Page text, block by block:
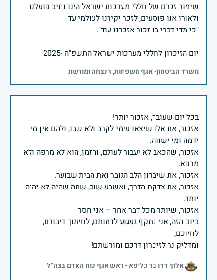
שימור זכרם של חללי מערכות ישראל הינו נתיב פועלנו
יום הזיכרון לחללי מערכות ישראל התשפ"ה -2025
משרד הביטחון- אגף משפחות, הנצחה ומורשת
אזכור, את אלו שיצאו עימי לקרב ולא שבו, ולהם אין מי
אזכור, שהכאב לא יעבור לעולם, והזמן, הוא לא מרפה ולא
אזכור, את צדקת הדרך, ואשבע שוב, שמה שהיה לא יהיה
ביום הזה, אני נתקף געגוע לדמותם, לחיתוך דיבורם,
ומדליק נר לזיכרון דרכם ומורשתם!
אלוף דדו בר כליפא - ראש אגף כוח האדם בצה"ל